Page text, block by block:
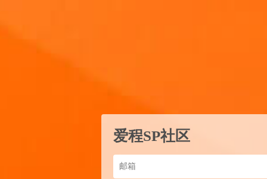
爱程SP社区